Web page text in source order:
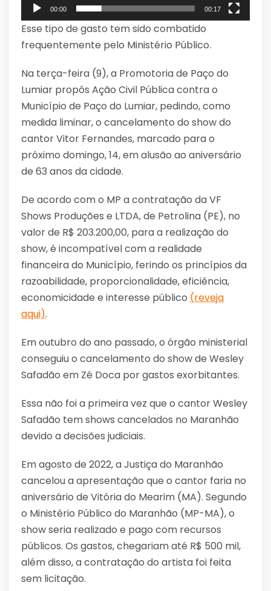
00:00 00:17
Esse tipo de gasto tem sido combatido
frequentemente pelo Ministério Público.
Na terça-feira (9), a Promotoria de Paço do
Lumiar propôs Ação Civil Pública contra o
Município de Paço do Lumiar, pedindo, como
medida liminar, o cancelamento do show do
cantor Vitor Fernandes, marcado para o
próximo domingo, 14, em alusão ao aniversário
de 63 anos da cidade.
De acordo com o MP a contratação da VF
Shows Produções e LTDA, de Petrolina (PE), no
valor de R$ 203.200,00, para a realização do
show, é incompatível com a realidade
financeira do Município, ferindo os princípios da
razoabilidade, proporcionalidade, eficiência,
economicidade e interesse público (reveja
aqui).
Em outubro do ano passado, o órgão ministerial
conseguiu o cancelamento do show de Wesley
Safadão em Zé Doca por gastos exorbitantes.
Essa não foi a primeira vez que o cantor Wesley
Safadão tem shows cancelados no Maranhão
devido a decisões judiciais.
Em agosto de 2022, a Justiça do Maranhão
cancelou a apresentação que o cantor faria no
aniversário de Vitória do Mearim (MA). Segundo
o Ministério Público do Maranhão (MP-MA), o
show seria realizado e pago com recursos
públicos. Os gastos, chegariam até R$ 500 mil,
além disso, a contratação do artista foi feita
sem licitação.